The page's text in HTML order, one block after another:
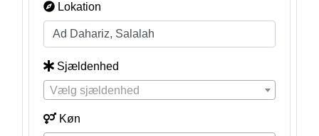
Lokation
Sjældenhed
Vælg sjældenhed
Køn